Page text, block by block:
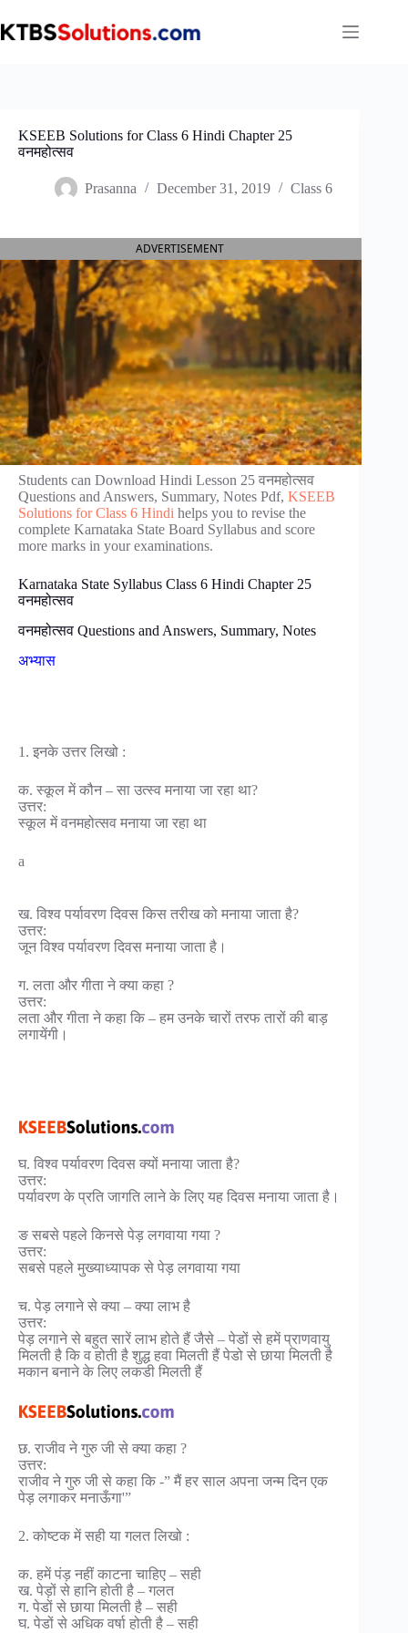
to
content
KSEEB Solutions for Class 6 Hindi Chapter 25
वनमहोत्सव
Prasanna December 31, 2019 Class 6
ADVERTISEMENT
Students can Download Hindi Lesson 25 वनमहोत्सव
Questions and Answers, Summary, Notes Pdf, KSEEB
Solutions for Class 6 Hindi helps you to revise the
complete Karnataka State Board Syllabus and score
more marks in your examinations.
Karnataka State Syllabus Class 6 Hindi Chapter 25
वनमहोत्सव
वनमहोत्सव Questions and Answers, Summary, Notes
अभ्यास
1. इनके उत्तर लिखो :
क. स्कूल में कौन – सा उत्स्व मनाया जा रहा था?
उत्तर:
स्कूल में वनमहोत्सव मनाया जा रहा था
a
ख. विश्व पर्यावरण दिवस किस तरीख को मनाया जाता है?
उत्तर:
जून विश्व पर्यावरण दिवस मनाया जाता है।
ग. लता और गीता ने क्या कहा ?
उत्तर:
लता और गीता ने कहा कि – हम उनके चारों तरफ तारों की बाड़
लगायेंगी।
घ. विश्व पर्यावरण दिवस क्यों मनाया जाता है?
उत्तर:
पर्यावरण के प्रति जागति लाने के लिए यह दिवस मनाया जाता है।
ङ सबसे पहले किनसे पेड़ लगवाया गया ?
उत्तर:
सबसे पहले मुख्याध्यापक से पेड़ लगवाया गया
च. पेड़ लगाने से क्या – क्या लाभ है
उत्तर:
पेड़ लगाने से बहुत सारें लाभ होते हैं जैसे – पेडों से हमें प्राणवायु
मिलती है कि व होती है शुद्ध हवा मिलती हैं पेडो से छाया मिलती है
मकान बनाने के लिए लकडी मिलती हैं
छ. राजीव ने गुरु जी से क्या कहा ?
उत्तर:
राजीव ने गुरु जी से कहा कि -” मैं हर साल अपना जन्म दिन एक
पेड़ लगाकर मनाऊँगा'”
2. कोष्टक में सही या गलत लिखो :
क. हमें पंड़ नहीं काटना चाहिए – सही
ख. पेड़ों से हानि होती है – गलत
ग. पेडों से छाया मिलती है – सही
घ. पेडों से अधिक वर्षा होती है – सही